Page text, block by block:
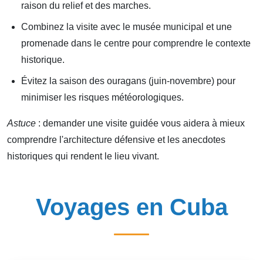
raison du relief et des marches.
Combinez la visite avec le musée municipal et une
promenade dans le centre pour comprendre le contexte
historique.
Évitez la saison des ouragans (juin-novembre) pour
minimiser les risques météorologiques.
Astuce : demander une visite guidée vous aidera à mieux
comprendre l'architecture défensive et les anecdotes
historiques qui rendent le lieu vivant.
Voyages en Cuba